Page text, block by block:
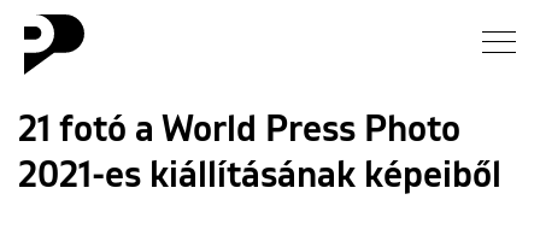
Hírek
Galéria
21 fotó a World Press Photo
2021-es kiállításának képeiből